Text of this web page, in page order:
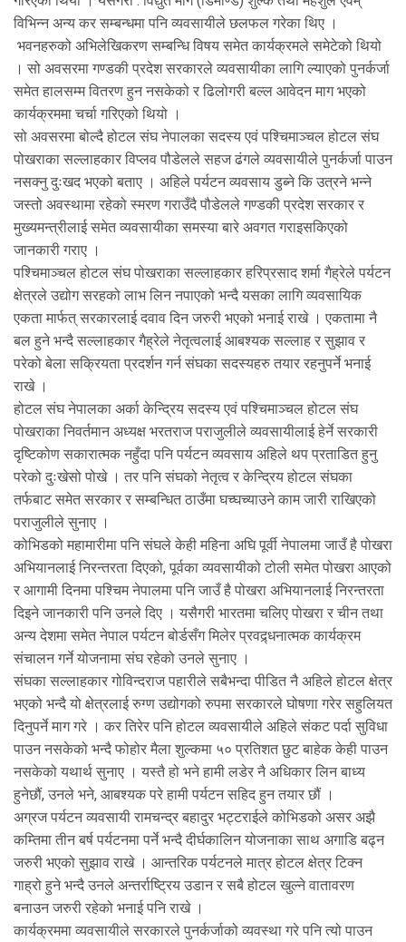
विभिन्न अन्य कर सम्बन्धमा पनि व्यवसायीले छलफल गरेका थिए ।
भवनहरुको अभिलेखिकरण सम्बन्धि विषय समेत कार्यक्रमले समेटेको थियो
। सो अवसरमा गण्डकी प्रदेश सरकारले व्यवसायीका लागि ल्याएको पुनर्कर्जा
समेत हालसम्म वितरण हुन नसकेको र ढिलोगरी बल्ल आवेदन माग भएको
कार्यक्रममा चर्चा गरिएको थियो ।
सो अवसरमा बोल्दै होटल संघ नेपालका सदस्य एवं पश्चिमाञ्चल होटल संघ
पोखराका सल्लाहकार विप्लव पौडेलले सहज ढंगले व्यवसायीले पुनर्कर्जा पाउन
नसक्नु दुःखद भएको बताए । अहिले पर्यटन व्यवसाय डुब्ने कि उत्रने भन्ने
जस्तो अवस्थामा रहेको स्मरण गराउँदै पौडेलले गण्डकी प्रदेश सरकार र
मुख्यमन्त्रीलाई समेत व्यवसायीका समस्या बारे अवगत गराइसकिएको
जानकारी गराए ।
पश्चिमाञ्चल होटल संघ पोखराका सल्लाहकार हरिप्रसाद शर्मा गैह्रेले पर्यटन
क्षेत्रले उद्योग सरहको लाभ लिन नपाएको भन्दै यसका लागि व्यवसायिक
एकता मार्फत् सरकारलाई दवाव दिन जरुरी भएको भनाई राखे । एकतामा नै
बल हुने भन्दै सल्लाहकार गैह्रेले नेतृत्वलाई आबश्यक सल्लाह र सुझाव र
परेको बेला सक्रियता प्रदर्शन गर्न संघका सदस्यहरु तयार रहनुपर्ने भनाई
राखे ।
होटल संघ नेपालका अर्का केन्द्रिय सदस्य एवं पश्चिमाञ्चल होटल संघ
पोखराका निवर्तमान अध्यक्ष भरतराज पराजुलीले व्यवसायीलाई हेर्ने सरकारी
दृष्टिकोण सकारात्मक नहुँदा पनि पर्यटन व्यवसाय अहिले थप प्रताडित हुनु
परेको दुःखेसो पोखे । तर पनि संघको नेतृत्व र केन्द्रिय होटल संघका
तर्फबाट समेत सरकार र सम्बन्धित ठाउँमा घच्घच्याउने काम जारी राखिएको
पराजुलीले सुनाए ।
कोभिडको महामारीमा पनि संघले केही महिना अघि पूर्वी नेपालमा जाउँ है पोखरा
अभियानलाई निरन्तरता दिएको, पूर्वका व्यवसायीको टोली समेत पोखरा आएको
र आगामी दिनमा पश्चिम नेपालमा पनि जाउँ है पोखरा अभियानलाई निरन्तरता
दिइने जानकारी पनि उनले दिए । यसैगरी भारतमा चलिए पोखरा र चीन तथा
अन्य देशमा समेत नेपाल पर्यटन बोर्डसँग मिलेर प्रवद्र्धनात्मक कार्यक्रम
संचालन गर्ने योजनामा संघ रहेको उनले सुनाए ।
संघका सल्लाहकार गोविन्दराज पहारीले सबैभन्दा पीडित नै अहिले होटल क्षेत्र
भएको भन्दै यो क्षेत्रलाई रुग्ण उद्योगको रुपमा सरकारले घोषणा गरेर सहुलियत
दिनुपर्ने माग गरे । कर तिरेर पनि होटल व्यवसायीले अहिले संकट पर्दा सुविधा
पाउन नसकेको भन्दै फोहोर मैला शुल्कमा ५० प्रतिशत छुट बाहेक केही पाउन
नसकेको यथार्थ सुनाए । यस्तै हो भने हामी लडेर नै अधिकार लिन बाध्य
हुनेछौं, उनले भने, आबश्यक परे हामी पर्यटन सहिद हुन तयार छौं ।
अग्रज पर्यटन व्यवसायी रामचन्द्र बहादुर भट्टराईले कोभिडको असर अझै
कम्तिमा तीन बर्ष पर्यटनमा पर्ने भन्दै दीर्घकालिन योजनाका साथ अगाडि बढ्न
जरुरी भएको सुझाव राखे । आन्तरिक पर्यटनले मात्र होटल क्षेत्र टिक्न
गाह्रो हुने भन्दै उनले अन्तर्राष्ट्रिय उडान र सबै होटल खुल्ने वातावरण
बनाउन जरुरी रहेको भनाई पनि राखे ।
कार्यक्रममा व्यवसायीले सरकारले पुनर्कर्जाको व्यवस्था गरे पनि त्यो पाउन